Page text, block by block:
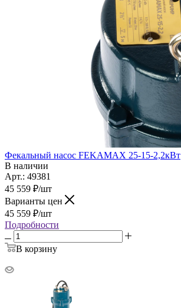
Фекальный насос FEKAMAX 25-15-2,2кВт
В наличии
Арт.: 49381
45 559 ₽/шт
Варианты цен
45 559 ₽/шт
Подробности
В корзину